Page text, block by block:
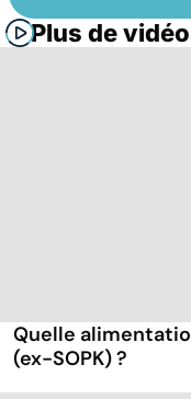
Plus de
Quelle
(ex-SOPK) ?